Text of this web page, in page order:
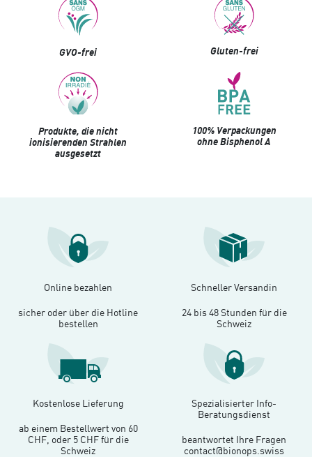
GVO-frei Gluten-frei
Produkte, die nicht
ionisierenden Strahlen
ausgesetzt
100% Verpackungen
ohne Bisphenol A
Online bezahlen
sicher oder über die Hotline
bestellen
Schneller Versandin
24 bis 48 Stunden für die
Schweiz
Kostenlose Lieferung
ab einem Bestellwert von 60
CHF, oder 5 CHF für die
Schweiz
Spezialisierter Info-
Beratungsdienst
beantwortet Ihre Fragen
contact@bionops.swiss